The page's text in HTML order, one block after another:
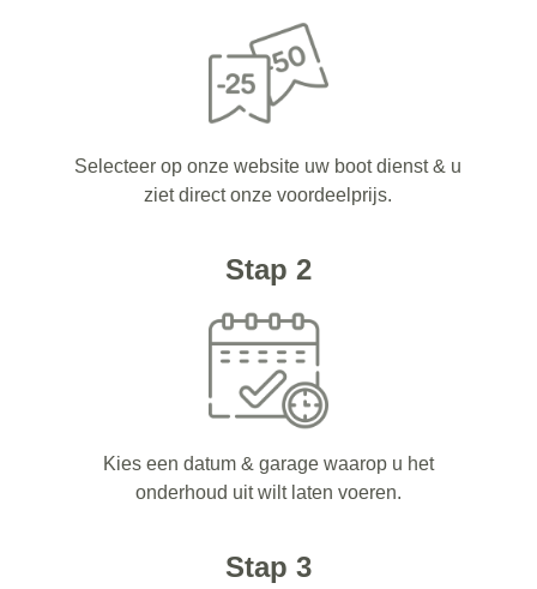
Selecteer op onze website uw boot dienst & u
ziet direct onze voordeelprijs.
Stap 2
Kies een datum & garage waarop u het
onderhoud uit wilt laten voeren.
Stap 3